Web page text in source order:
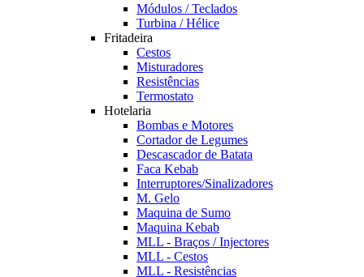
Módulos / Teclados
Turbina / Hélice
Fritadeira
Cestos
Misturadores
Resistências
Termostato
Hotelaria
Bombas e Motores
Cortador de Legumes
Descascador de Batata
Faca Kebab
Interruptores/Sinalizadores
M. Gelo
Maquina de Sumo
Maquina Kebab
MLL - Braços / Injectores
MLL - Cestos
MLL - Resistências